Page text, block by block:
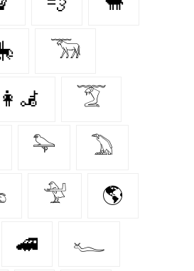
𓃝
👩‍🦼‍ 𓄆
𓅍 𓅐
𓅴 🌎
🚄 𓆑